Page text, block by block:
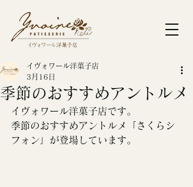
季節のおすすめアントルメ
イヴォワール洋菓子店
3月16日
イヴォワール洋菓子店です。
季節のおすすめアントルメ「さくらシ
フォン」が登場しています。